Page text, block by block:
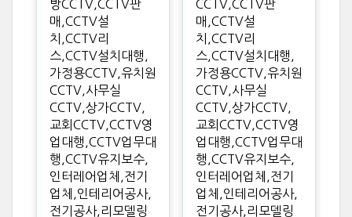
방CCTV,CCTV판
매,CCTV설
치,CCTV리
스,CCTV설치대행,
가정용CCTV,유치원
CCTV,사무실
CCTV,상가CCTV,
교회CCTV,CCTV영
업대행,CCTV업무대
행,CCTV유지보수,
인터레어업체,전기
업체,인테리어공사,
전기공사,리모델링
CCTV,CCTV판
매,CCTV설
치,CCTV리
스,CCTV설치대행,
가정용CCTV,유치원
CCTV,사무실
CCTV,상가CCTV,
교회CCTV,CCTV영
업대행,CCTV업무대
행,CCTV유지보수,
인터레어업체,전기
업체,인테리어공사,
전기공사,리모델링